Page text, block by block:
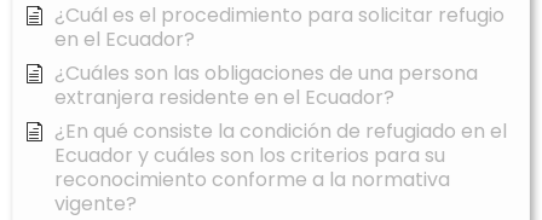
¿Cuál es el procedimiento para solicitar refugio
en el Ecuador?
¿Cuáles son las obligaciones de una persona
extranjera residente en el Ecuador?
¿En qué consiste la condición de refugiado en el
Ecuador y cuáles son los criterios para su
reconocimiento conforme a la normativa
vigente?